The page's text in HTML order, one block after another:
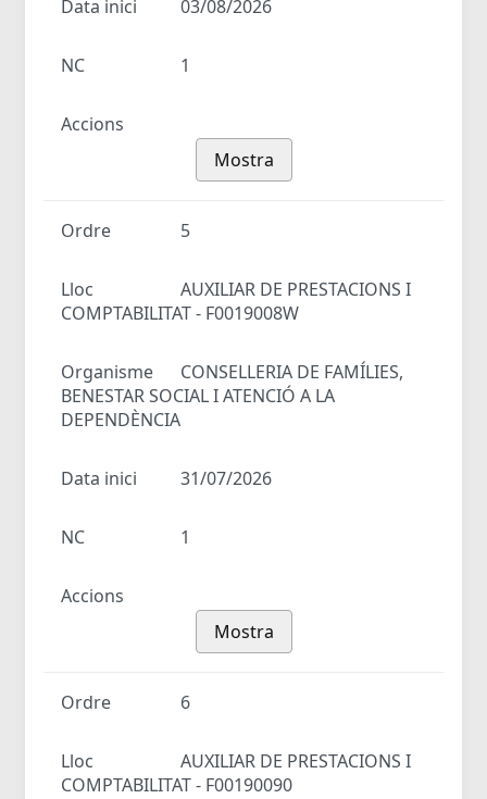
Data inici 03/08/2026
NC 1
Accions
Mostra
Ordre 5
Lloc
AUXILIAR DE PRESTACIONS I
COMPTABILITAT - F0019008W
Organisme
CONSELLERIA DE FAMÍLIES,
BENESTAR SOCIAL I ATENCIÓ A LA
DEPENDÈNCIA
Data inici 31/07/2026
NC 1
Accions
Mostra
Ordre 6
Lloc
AUXILIAR DE PRESTACIONS I
COMPTABILITAT - F00190090